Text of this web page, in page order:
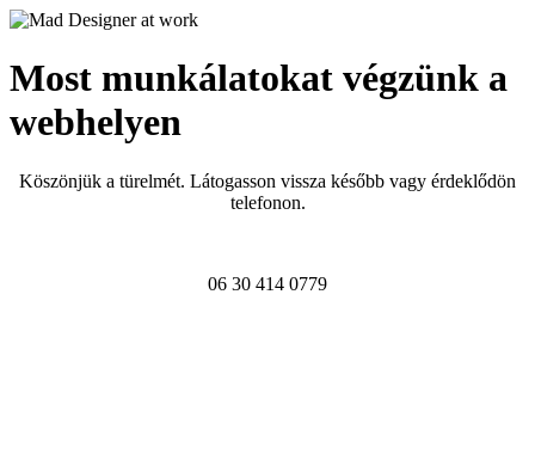
Most munkálatokat végzünk a
webhelyen
Köszönjük a türelmét. Látogasson vissza később vagy érdeklődön
telefonon.
06 30 414 0779